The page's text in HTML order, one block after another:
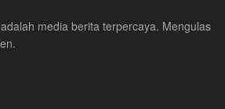
media berita terpercaya. Mengulas